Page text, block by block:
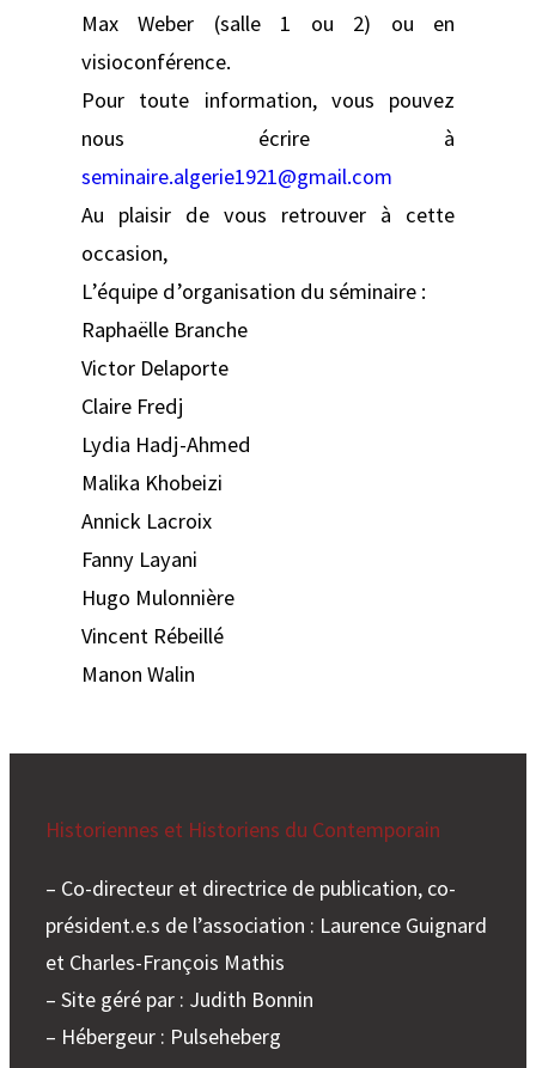
Max Weber (salle 1 ou 2) ou en
visioconférence.
Pour toute information, vous pouvez
nous écrire à
seminaire.algerie1921@gmail.com
Au plaisir de vous retrouver à cette
occasion,
L’équipe d’organisation du séminaire :
Raphaëlle Branche
Victor Delaporte
Claire Fredj
Lydia Hadj-Ahmed
Malika Khobeizi
Annick Lacroix
Fanny Layani
Hugo Mulonnière
Vincent Rébeillé
Manon Walin
Historiennes et Historiens du Contemporain
– Co-directeur et directrice de publication, co-
président.e.s de l’association : Laurence Guignard
et Charles-François Mathis
– Site géré par : Judith Bonnin
– Hébergeur : Pulseheberg